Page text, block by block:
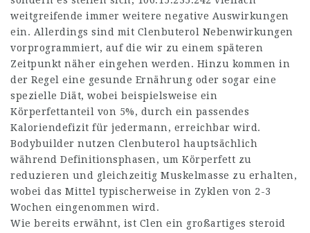
weitgreifende immer weitere negative Auswirkungen
ein. Allerdings sind mit Clenbuterol Nebenwirkungen
vorprogrammiert, auf die wir zu einem späteren
Zeitpunkt näher eingehen werden. Hinzu kommen in
der Regel eine gesunde Ernährung oder sogar eine
spezielle Diät, wobei beispielsweise ein
Körperfettanteil von 5%, durch ein passendes
Kaloriendefizit für jedermann, erreichbar wird.
Bodybuilder nutzen Clenbuterol hauptsächlich
während Definitionsphasen, um Körperfett zu
reduzieren und gleichzeitig Muskelmasse zu erhalten,
wobei das Mittel typischerweise in Zyklen von 2-3
Wochen eingenommen wird.
Wie bereits erwähnt, ist Clen ein großartiges steroid